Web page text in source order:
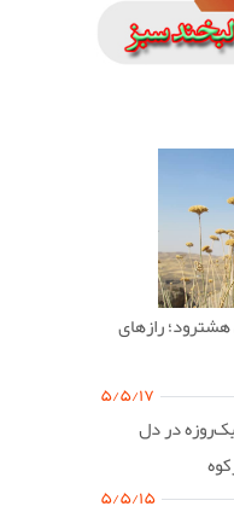
رازهای
۵/۵/۱۷
در دل
۵/۵/۱۵